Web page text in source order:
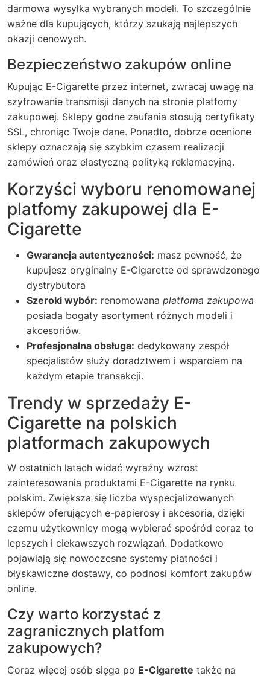
darmowa wysyłka wybranych modeli. To szczególnie
ważne dla kupujących, którzy szukają najlepszych
okazji cenowych.
Bezpieczeństwo zakupów online
Kupując E-Cigarette przez internet, zwracaj uwagę na
szyfrowanie transmisji danych na stronie platfomy
zakupowej. Sklepy godne zaufania stosują certyfikaty
SSL, chroniąc Twoje dane. Ponadto, dobrze ocenione
sklepy oznaczają się szybkim czasem realizacji
zamówień oraz elastyczną polityką reklamacyjną.
Korzyści wyboru renomowanej
platfomy zakupowej dla E-
Cigarette
Gwarancja autentyczności: masz pewność, że
kupujesz oryginalny E-Cigarette od sprawdzonego
dystrybutora
Szeroki wybór: renomowana platfoma zakupowa
posiada bogaty asortyment różnych modeli i
akcesoriów.
Profesjonalna obsługa: dedykowany zespół
specjalistów służy doradztwem i wsparciem na
każdym etapie transakcji.
Trendy w sprzedaży E-
Cigarette na polskich
platformach zakupowych
W ostatnich latach widać wyraźny wzrost
zainteresowania produktami E-Cigarette na rynku
polskim. Zwiększa się liczba wyspecjalizowanych
sklepów oferujących e-papierosy i akcesoria, dzięki
czemu użytkownicy mogą wybierać spośród coraz to
lepszych i ciekawszych rozwiązań. Dodatkowo
pojawiają się nowoczesne systemy płatności i
błyskawiczne dostawy, co podnosi komfort zakupów
online.
Czy warto korzystać z
zagranicznych platfom
zakupowych?
Coraz więcej osób sięga po E-Cigarette także na